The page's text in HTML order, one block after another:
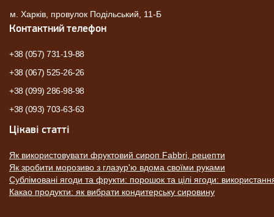
м. Харків, провулок Подільський, 11-Б
Контактний телефон
+38 (057) 731-19-88
+38 (067) 525-26-26
+38 (099) 286-98-98
+38 (093) 703-63-63
Цікаві статті
Як використовувати фруктовий сироп Fabbri, рецепти
Як зробити морозиво з глазур'ю вдома своїми руками
Сублімовані ягоди та фрукти: порошок та цілі ягоди:
Какао продукти: як вибрати кондитерську сировину